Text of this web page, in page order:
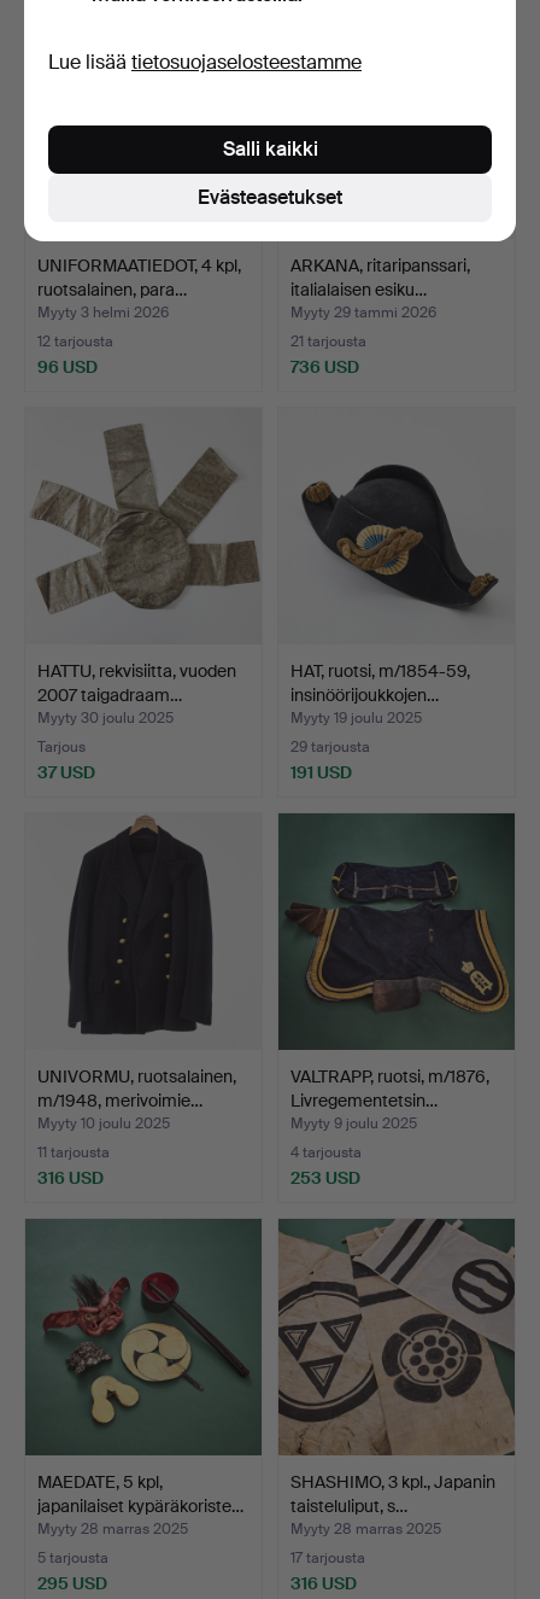
UNIFORMAATIEDOT, 4 kpl,
ruotsalainen, para…
Myyty 3 helmi 2026
12 tarjousta
96 USD
ARKANA, ritaripanssari,
italialaisen esiku…
Myyty 29 tammi 2026
21 tarjousta
736 USD
HATTU, rekvisiitta, vuoden
2007 taigadraam…
Myyty 30 joulu 2025
Tarjous
37 USD
HAT, ruotsi, m/1854-59,
insinöörijoukkojen…
Myyty 19 joulu 2025
29 tarjousta
191 USD
UNIVORMU, ruotsalainen,
m/1948, merivoimie…
Myyty 10 joulu 2025
11 tarjousta
316 USD
VALTRAPP, ruotsi, m/1876,
Livregementetsin…
Myyty 9 joulu 2025
4 tarjousta
253 USD
MAEDATE, 5 kpl,
japanilaiset kypäräkoriste…
Myyty 28 marras 2025
5 tarjousta
295 USD
SHASHIMO, 3 kpl., Japanin
taisteluliput, s…
Myyty 28 marras 2025
17 tarjousta
316 USD
Lue lisää tietosuojaselosteestamme
Evästeasetukset
Salli kaikki